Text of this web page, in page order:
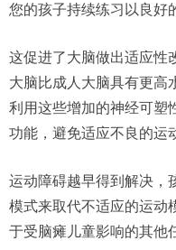
您的孩子持续练习以良好
这促进了大脑做出适应性
大脑比成人大脑具有更高
利用这些增加的神经可塑
功能，避免适应不良的运
运动障碍越早得到解决，
模式来取代不适应的运动
于受脑瘫儿童影响的其他